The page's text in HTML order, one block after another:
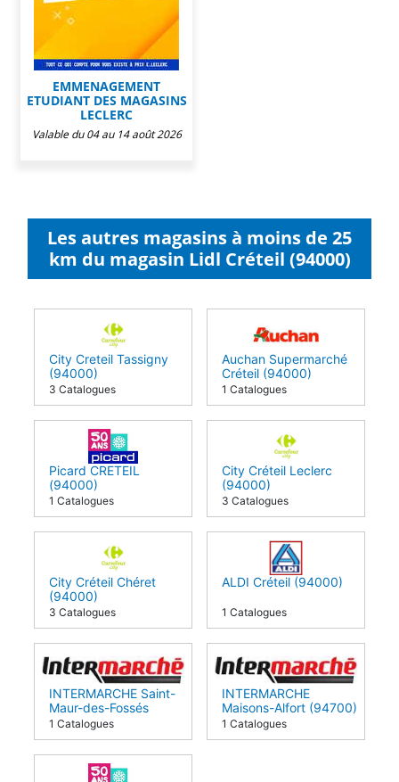
EMMENAGEMENT
ETUDIANT DES MAGASINS
LECLERC
Valable du 04 au 14 août 2026
Les autres magasins à moins de 25
km du magasin Lidl Créteil (94000)
City Creteil Tassigny
(94000)
3 Catalogues
Auchan Supermarché
Créteil (94000)
1 Catalogues
Picard CRETEIL
(94000)
1 Catalogues
City Créteil Leclerc
(94000)
3 Catalogues
City Créteil Chéret
(94000)
3 Catalogues
ALDI Créteil (94000)
1 Catalogues
INTERMARCHE Saint-
Maur-des-Fossés
(94100)
1 Catalogues
INTERMARCHE
Maisons-Alfort (94700)
1 Catalogues